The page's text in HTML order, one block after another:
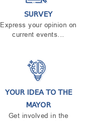
SURVEY
Express your opinion on
current events...
YOUR IDEA TO THE
MAYOR
Get involved in the